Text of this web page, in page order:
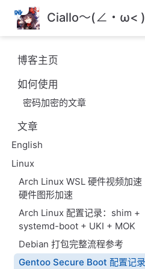
跳
至
主
要
內
容
Ciallo～(∠・
博客主页
如何使用
密码加密的文章
文章
English
Linux
Arch Linux WSL 硬件视频加速
硬件图形加速
Arch Linux 配置记录：shim +
systemd-boot + UKI + MOK
Debian 打包完整流程参考
Gentoo Secure Boot 配置记录